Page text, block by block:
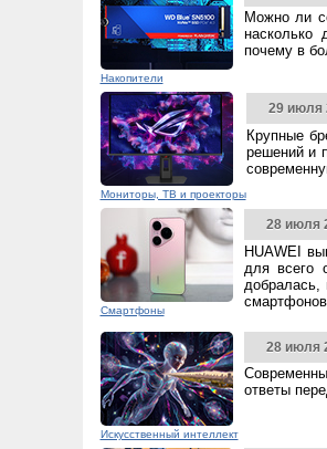
Накопители
Можно ли
насколько
почему в
Мониторы, ТВ и проекторы
29 июля
Крупные
решений и
Смартфоны
28 июля
HUAWEI
для всего
Искусственный интеллект
28 июля
ответы